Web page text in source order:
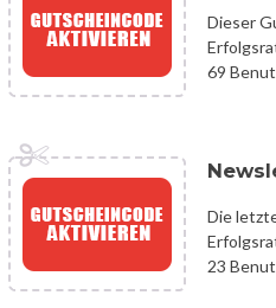
Dieser
69
Die
23